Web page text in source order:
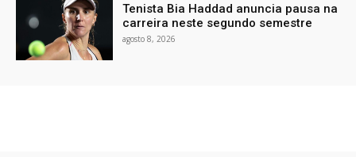
Tenista Bia Haddad anuncia pausa na
carreira neste segundo semestre
agosto 8, 2026